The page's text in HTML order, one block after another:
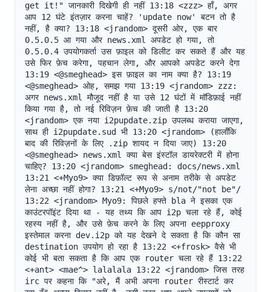
get it!" जानकारी दिखेगी ही नहीं 13:18 <zzz> हाँ, अगर
आप 12 घंटे इंतज़ार करना चाहें? 'update now' बटन तो है
नहीं, है क्या? 13:18 <jrandom> दूसरी ओर, एक बार
0.5.0.5 आ गया और news.xml अपडेट हो गया, तो
0.5.0.4 उपयोगकर्ता उस फ़ाइल को डिलीट कर सकते हैं और यह
उसे फिर फ़ेच करेगा, पहचान लेगा, और आपको अपडेट करने देगा
13:19 <@smeghead> इस फ़ाइल का नाम क्या है? 13:19
<@smeghead> ओह, समझ गया 13:19 <jrandom> zzz:
अगर news.xml मौजूद नहीं है या उसे 12 घंटों में मॉडिफ़ाई नहीं
किया गया है, तो नई रिविज़न फ़ेच की जाती है 13:20
<jrandom> एक नया i2pupdate.zip उपलब्ध कराया जाएगा,
साथ ही i2pupdate.sud भी 13:20 <jrandom> (हालाँकि
बाद की रिविज़नों के लिए .zip शायद न दिया जाए) 13:20
<@smeghead> news.xml क्या बेस इंस्टॉल डायरेक्टरी में होना
चाहिए? 13:20 <jrandom> smeghead: docs/news.xml
13:21 <+Myo9> क्या डिफ़ॉल्ट रूप से अनाम तरीके से अपडेट
लेना अच्छा नहीं होगा? 13:21 <+Myo9> s/not/"not be"/
13:22 <jrandom> Myo9: पिछले हफ्ते bla ने इसका एक
काउंटरपॉइंट दिया था - यह तथ्य कि आप i2p चला रहे हैं, कोई
रहस्य नहीं है, और उसे फ़ेच करने के लिए अपना eepproxy
इस्तेमाल करना dev.i2p को यह देखने दे सकता है कि कौन सा
destination उपयोग हो रहा है 13:22 <+frosk> वैसे भी
कोई भी बता सकता है कि आप एक router चला रहे हैं 13:22
<+ant> <mae^> lalalala 13:22 <jrandom> जिस तरह
irc पर कहना कि "अरे, मैं अभी अपना router रीस्टार्ट कर